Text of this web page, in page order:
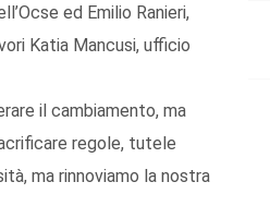
ed Emilio Ranieri,
Katia Mancusi, ufficio
il cambiamento, ma
regole, tutele
ma rinnoviamo la nostra